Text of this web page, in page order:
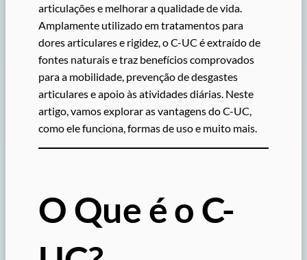
articulações e melhorar a qualidade de vida.
Amplamente utilizado em tratamentos para
dores articulares e rigidez, o C-UC é extraído de
fontes naturais e traz benefícios comprovados
para a mobilidade, prevenção de desgastes
articulares e apoio às atividades diárias. Neste
artigo, vamos explorar as vantagens do C-UC,
como ele funciona, formas de uso e muito mais.
O Que é o C-